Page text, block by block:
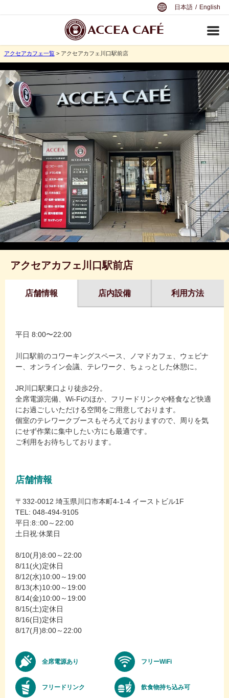
日本語 / English
アクセアカフェ一覧> アクセアカフェ川口駅前店
アクセアカフェ川口駅前店
店舗情報 店内設備 利用方法
平日 8:00〜22:00
川口駅前のコワーキングスペース、ノマドカフェ、ウェビナ
ー、オンライン会議、テレワーク、ちょっとした休憩に。
JR川口駅東口より徒歩2分。
全席電源完備、Wi-Fiのほか、フリードリンクや軽食など快適
にお過ごしいただける空間をご用意しております。
個室のテレワークブースもそろえておりますので、周りを気
にせず作業に集中したい方にも最適です。
ご利用をお待ちしております。
店舗情報
〒332-0012 埼玉県川口市本町4-1-4 イーストビル1F
TEL: 048-494-9105
平日:8::00～22:00
土日祝:休業日
8/10(月)8:00～22:00
8/11(火)定休日
8/12(水)10:00～19:00
8/13(木)10:00～19:00
8/14(金)10:00～19:00
8/15(土)定休日
8/16(日)定休日
8/17(月)8:00～22:00
全席電源あり フリーWiFi
フリードリンク 飲食物持ち込み可